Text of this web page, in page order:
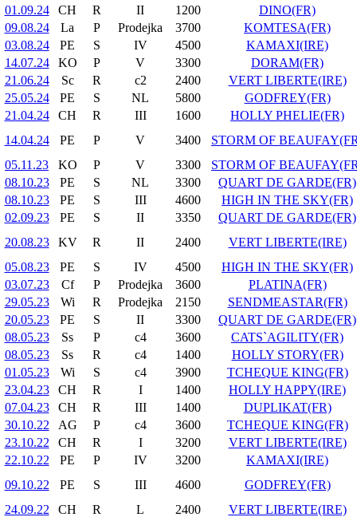
01.09.24
CH R II 1200
DINO(FR)
09.08.24
La P Prodejka 3700
KOMTESA(FR)
03.08.24
PE S IV 4500
KAMAXI(IRE)
14.07.24
KO P V 3300
DORAM(FR)
21.06.24
Sc R c2 2400
VERT LIBERTE(IRE)
25.05.24
PE S NL 5800
GODFREY(FR)
21.04.24
CH R III 1600
HOLLY PHELIE(FR)
14.04.24
PE P V 3400
STORM OF
05.11.23
KO P V 3300
STORM OF
08.10.23
PE S NL 3300
QUART DE GARDE(FR)
08.10.23
PE S III 4600
HIGH IN THE SKY(FR)
02.09.23
PE S II 3350
QUART DE GARDE(FR)
20.08.23
KV R II 2400
VERT LIBERTE(IRE)
05.08.23
PE S IV 4500
HIGH IN THE SKY(FR)
03.07.23
Cf P Prodejka 3600
PLATINA(FR)
29.05.23
Wi R Prodejka 2150
SENDMEASTAR(FR)
20.05.23
PE S II 3300
QUART DE GARDE(FR)
08.05.23
Ss P c4 3600
CATS`AGILITY(FR)
08.05.23
Ss R c4 1400
HOLLY STORY(FR)
01.05.23
Wi S c4 3900
TCHEQUE KING(FR)
23.04.23
CH R I 1400
HOLLY HAPPY(IRE)
07.04.23
CH R III 1400
DUPLIKAT(FR)
30.10.22
AG P c4 3600
TCHEQUE KING(FR)
23.10.22
CH R I 3200
VERT LIBERTE(IRE)
22.10.22
PE P IV 3200
KAMAXI(IRE)
09.10.22
PE S III 4600
GODFREY(FR)
24.09.22
CH R L 2400 VERT LIBERTE(IRE)